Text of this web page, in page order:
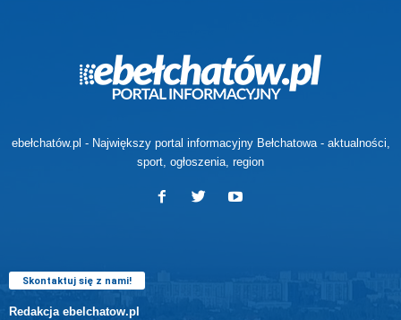
ebełchatów.pl - Największy portal informacyjny Bełchatowa - aktualności,
sport, ogłoszenia, region
Skontaktuj się z nami!
Redakcja ebelchatow.pl